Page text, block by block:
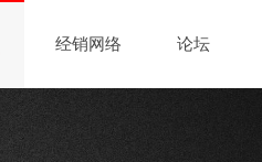
经销网络 论坛